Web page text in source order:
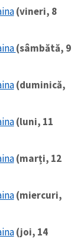
(vineri, 8
(sâmbătă, 9
(duminică,
(luni, 11
(marți, 12
(miercuri,
(joi, 14